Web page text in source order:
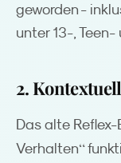
geworden -
unter 13-,
2.
Das alte
Verhalten“